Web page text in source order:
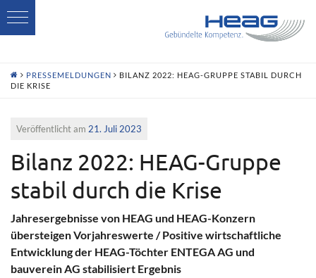
PRESSEMELDUNGEN
BILANZ 2022: HEAG-GRUPPE STABIL DURCH
DIE KRISE
Veröffentlicht am 21. Juli 2023
Bilanz 2022: HEAG-Gruppe
stabil durch die Krise
Jahresergebnisse von HEAG und HEAG-Konzern
übersteigen Vorjahreswerte / Positive wirtschaftliche
Entwicklung der HEAG-Töchter ENTEGA AG und
bauverein AG stabilisiert Ergebnis